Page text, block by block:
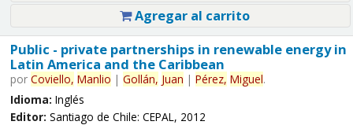
Agregar al carrito
Public - private partnerships in renewable energy in
Latin America and the Caribbean
por Coviello, Manlio | Gollán, Juan | Pérez, Miguel.
Idioma: Inglés
Editor: Santiago de Chile: CEPAL, 2012